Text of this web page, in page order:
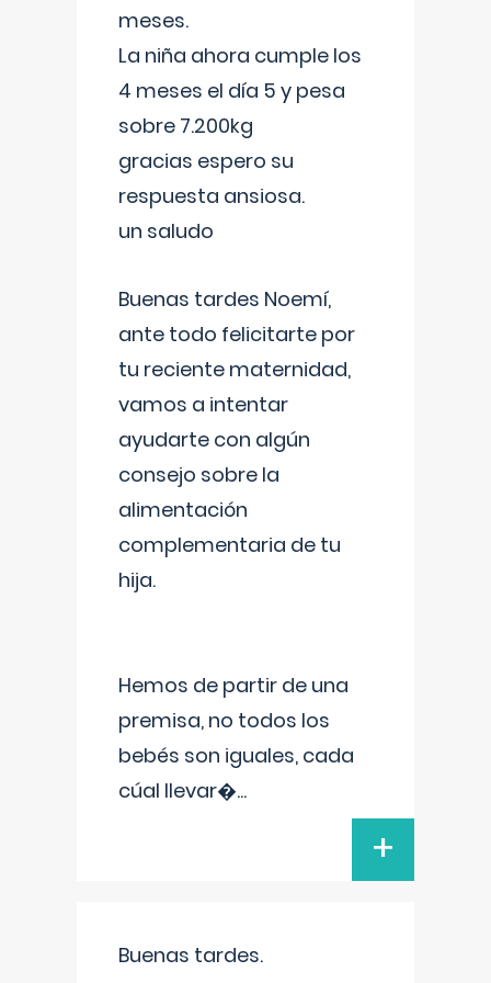
meses.
La niña ahora cumple los
4 meses el día 5 y pesa
sobre 7.200kg
gracias espero su
respuesta ansiosa.
un saludo
Buenas tardes Noemí,
ante todo felicitarte por
tu reciente maternidad,
vamos a intentar
ayudarte con algún
consejo sobre la
alimentación
complementaria de tu
hija.
Hemos de partir de una
premisa, no todos los
bebés son iguales, cada
cúal llevar�...
+
Buenas tardes.